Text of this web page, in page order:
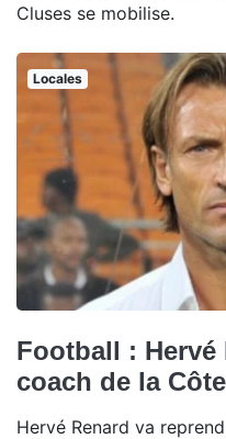
Cluses se mobilise.
Locales
Football : Hervé
coach de la
Hervé Renard va